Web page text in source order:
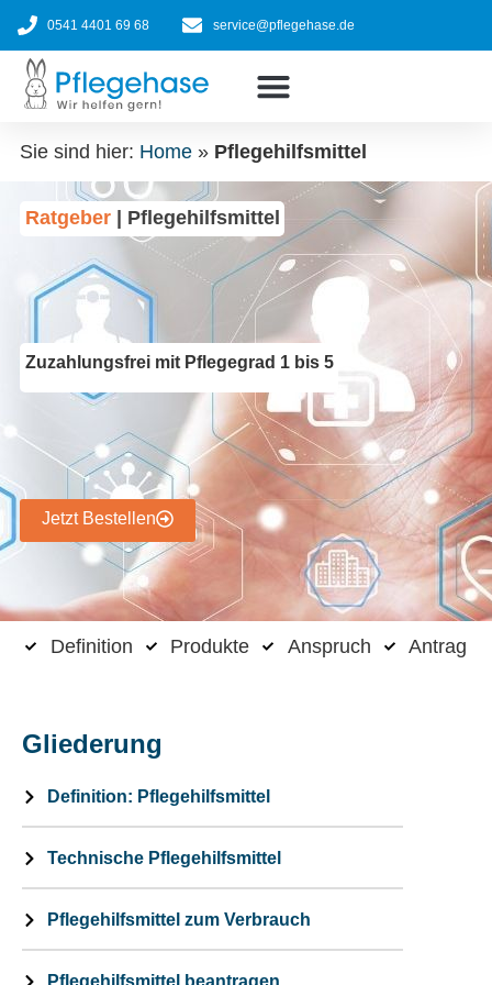
Zum
springen
0541 4401 69 68 service@pflegehase.de
Sie sind hier: Home » Pflegehilfsmittel
Ratgeber| Pflegehilfsmittel
Zuzahlungsfrei mit Pflegegrad 1 bis 5
Jetzt Bestellen
Definition Produkte Anspruch Antrag
Gliederung
Definition: Pflegehilfsmittel
Technische Pflegehilfsmittel
Pflegehilfsmittel zum Verbrauch
Pflegehilfsmittel beantragen